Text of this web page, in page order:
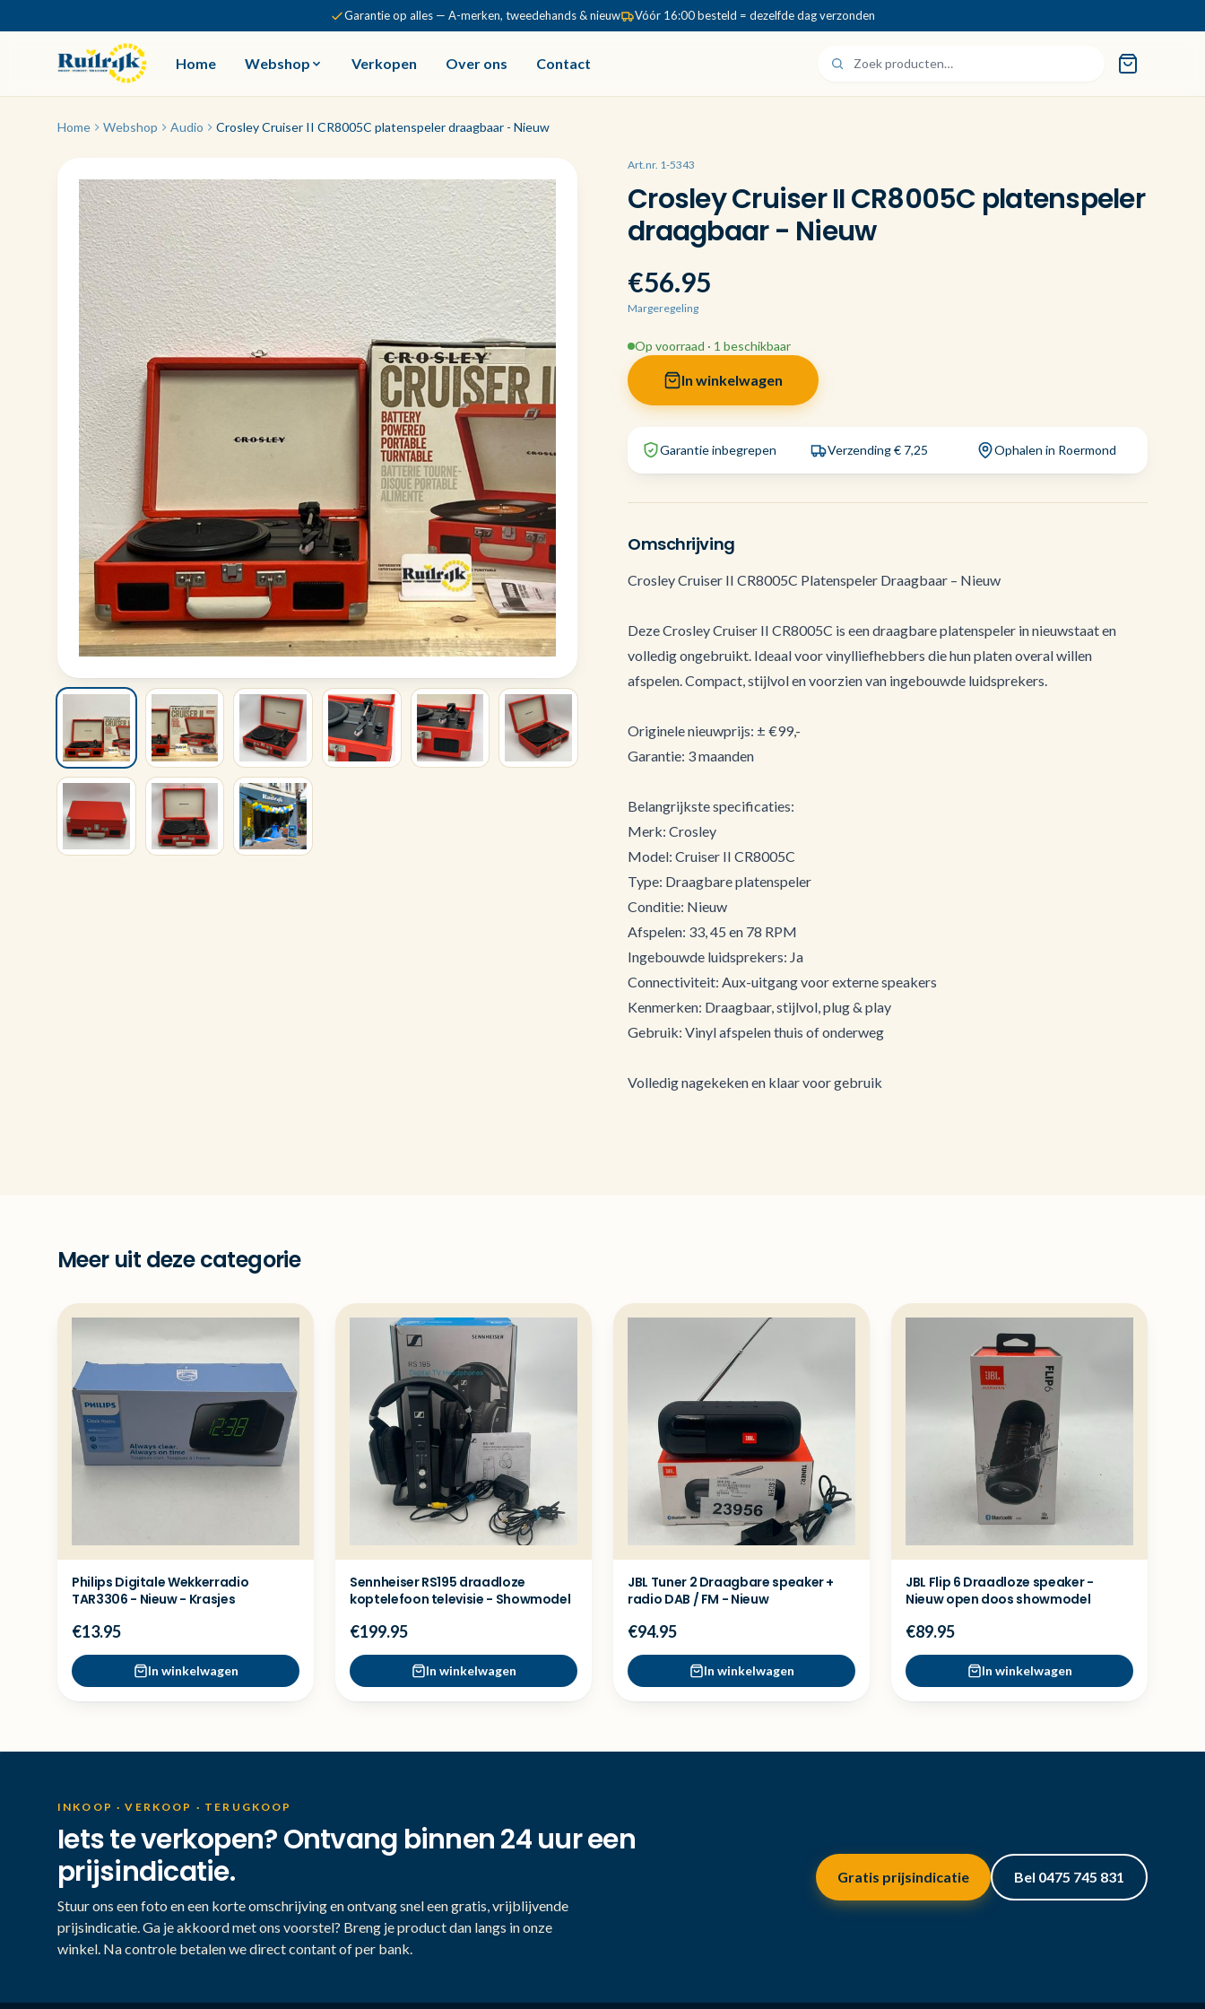
Garantie op alles — A-merken, tweedehands & nieuw Vóór 16:00 besteld = dezelfde dag verzonden
Home Webshop Verkopen Over ons Contact
Home Webshop Audio Crosley Cruiser II CR8005C platenspeler draagbaar - Nieuw
Art.nr. 1-5343
Crosley Cruiser II CR8005C platenspeler
draagbaar - Nieuw
€56.95
Margeregeling
Op voorraad · 1 beschikbaar
In winkelwagen
Garantie inbegrepen Verzending € 7,25 Ophalen in Roermond
Omschrijving
Crosley Cruiser II CR8005C Platenspeler Draagbaar – Nieuw
Deze Crosley Cruiser II CR8005C is een draagbare platenspeler in nieuwstaat en
volledig ongebruikt. Ideaal voor vinylliefhebbers die hun platen overal willen
afspelen. Compact, stijlvol en voorzien van ingebouwde luidsprekers.
Originele nieuwprijs: ± €99,-
Garantie: 3 maanden
Belangrijkste specificaties:
Merk: Crosley
Model: Cruiser II CR8005C
Type: Draagbare platenspeler
Conditie: Nieuw
Afspelen: 33, 45 en 78 RPM
Ingebouwde luidsprekers: Ja
Connectiviteit: Aux-uitgang voor externe speakers
Kenmerken: Draagbaar, stijlvol, plug & play
Gebruik: Vinyl afspelen thuis of onderweg
Volledig nagekeken en klaar voor gebruik
Meer uit deze categorie
Philips Digitale Wekkerradio
TAR3306 - Nieuw - Krasjes
€13.95
In winkelwagen
Sennheiser RS195 draadloze
koptelefoon televisie - Showmodel
€199.95
In winkelwagen
JBL Tuner 2 Draagbare speaker +
radio DAB / FM - Nieuw
€94.95
In winkelwagen
JBL Flip 6 Draadloze speaker -
Nieuw open doos showmodel
€89.95
In winkelwagen
INKOOP · VERKOOP · TERUGKOOP
Iets te verkopen? Ontvang binnen 24 uur een
prijsindicatie.
Stuur ons een foto en een korte omschrijving en ontvang snel een gratis, vrijblijvende
prijsindicatie. Ga je akkoord met ons voorstel? Breng je product dan langs in onze
winkel. Na controle betalen we direct contant of per bank.
Gratis prijsindicatie Bel 0475 745 831